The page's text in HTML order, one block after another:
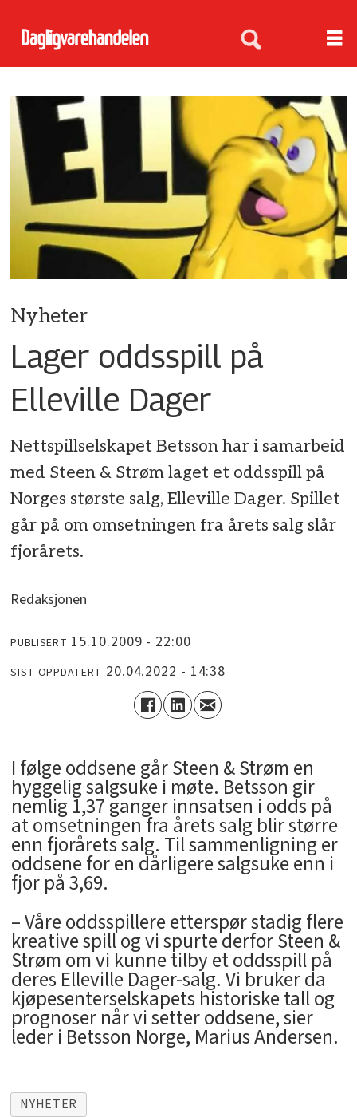
Nyheter
Lager oddsspill på
Elleville Dager
Nettspillselskapet Betsson har i samarbeid
med Steen & Strøm laget et oddsspill på
Norges største salg, Elleville Dager. Spillet
går på om omsetningen fra årets salg slår
fjorårets.
Redaksjonen
PUBLISERT 15.10.2009 - 22:00
SIST OPPDATERT 20.04.2022 - 14:38
I følge oddsene går Steen & Strøm en
hyggelig salgsuke i møte. Betsson gir
nemlig 1,37 ganger innsatsen i odds på
at omsetningen fra årets salg blir større
enn fjorårets salg. Til sammenligning er
oddsene for en dårligere salgsuke enn i
fjor på 3,69.
– Våre oddsspillere etterspør stadig flere
kreative spill og vi spurte derfor Steen &
Strøm om vi kunne tilby et oddsspill på
deres Elleville Dager-salg. Vi bruker da
kjøpesenterselskapets historiske tall og
prognoser når vi setter oddsene, sier
leder i Betsson Norge, Marius Andersen.
NYHETER